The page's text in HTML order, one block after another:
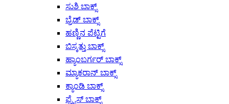
ಸುಶಿ ಬಾಕ್ಸ್
ಬ್ರೆಡ್ ಬಾಕ್ಸ್
ಹಣ್ಣಿನ ಪೆಟ್ಟಿಗೆ
ಬಿಸ್ಕತ್ತು ಬಾಕ್ಸ್
ಹ್ಯಾಂಬರ್ಗರ್ ಬಾಕ್ಸ್
ಮ್ಯಾಕರಾನ್ ಬಾಕ್ಸ್
ಕ್ಯಾಂಡಿ ಬಾಕ್ಸ್
ಫ್ರೈಸ್ ಬಾಕ್ಸ್